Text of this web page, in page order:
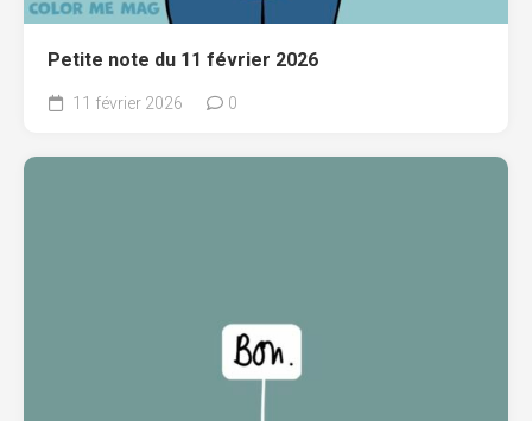
Petite note du 11 février 2026
11 février 2026 0